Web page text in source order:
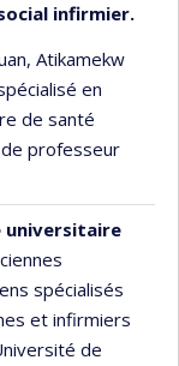
infirmier.
Atikamekw
en
de santé
de professeur
universitaire
spécialisés
et infirmiers
de